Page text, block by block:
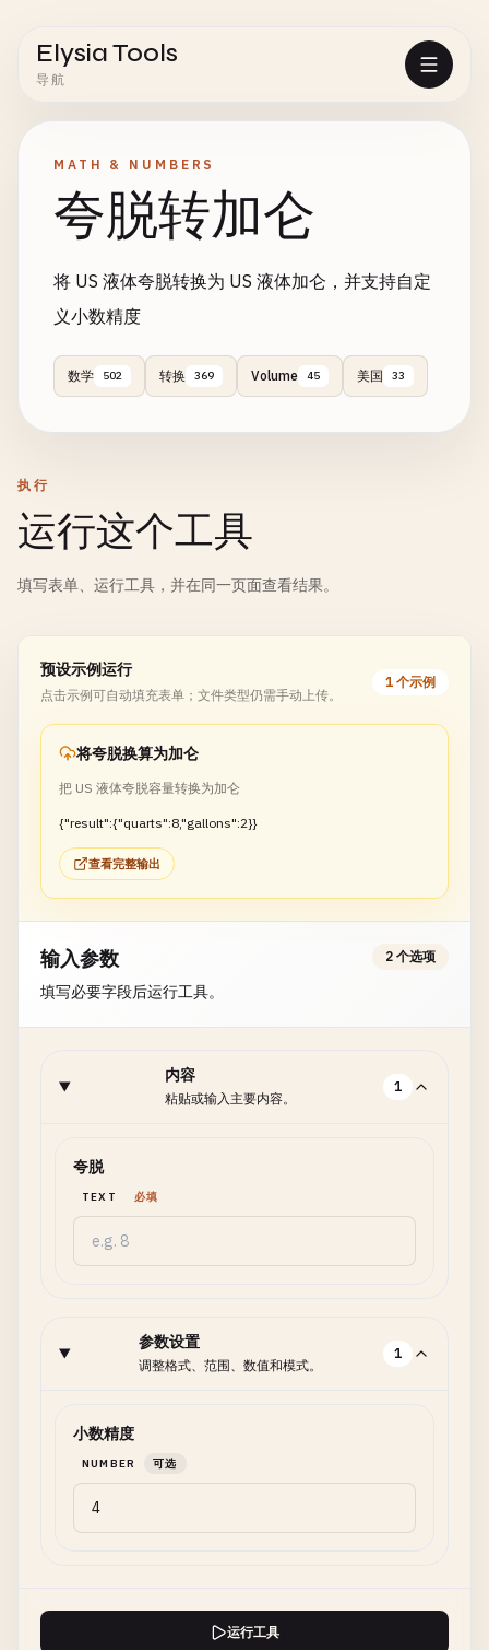
Elysia Tools
导航
MATH & NUMBERS
夸脱转加仑
将 US 液体夸脱转换为 US 液体加仑，并支持自定
义小数精度
数学 502 转换 369 Volume 45 美国 33
执行
运行这个工具
填写表单、运行工具，并在同一页面查看结果。
预设示例运行
点击示例可自动填充表单；文件类型仍需手动上传。
1 个示例
将夸脱换算为加仑
把 US 液体夸脱容量转换为加仑
{"result":{"quarts":8,"gallons":2}}
查看完整输出
输入参数
填写必要字段后运行工具。
2 个选项
内容
粘贴或输入主要内容。
1
夸脱
TEXT 必填
参数设置
调整格式、范围、数值和模式。
1
小数精度
NUMBER 可选
运行工具